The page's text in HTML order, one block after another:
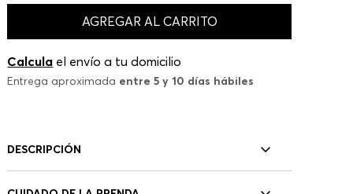
AGREGAR AL CARRITO
Calcula el envío a tu domicilio
Entrega aproximada entre 5 y 10 días hábiles
DESCRIPCIÓN